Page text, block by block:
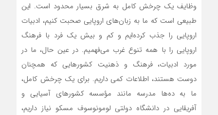
وظایف یک چرخش کامل به شرق بسیار محدود است. این
طبیعی است که ما به زبان‌های اروپایی صحبت کنیم، ادبیات
اروپایی را جذب کرده‌ایم و کم و بیش یک فرد با فرهنگ
اروپایی را با همه تنوع غرب‌ می‌فهمیم. در عین حال، ما در
مورد ادبیات، فرهنگ و ذهنیت کشورهایی که همچنان
دوست هستند، اطلاعات کمی داریم. برای یک چرخش کامل،
ما به ده‌ها مدرسه مانند مؤسسه کشورهای آسیایی و
آفریقایی در دانشگاه دولتی لومونوسوف مسکو نیاز داریم،